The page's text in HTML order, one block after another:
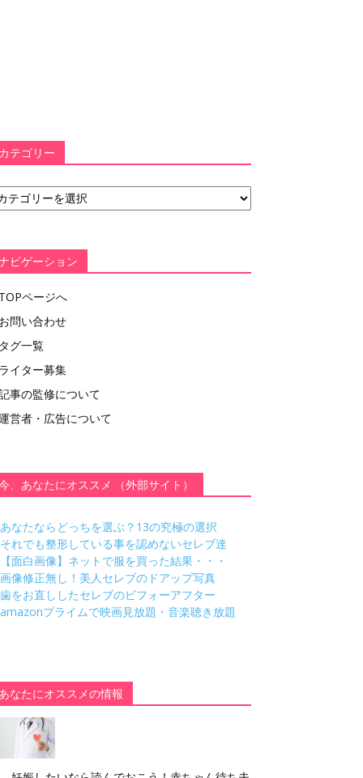
カテゴリー
ビゲーション
TOPページへ
お問い合わせ
タグ一覧
ライター募集
事の監修について
営者・広告について
、あなたにオススメ （外部サイト）
あなたならどっちを選ぶ？13の究極の選択
それでも整形している事を認めないセレブ達
【面白画像】ネットで服を買った結果・・・
画像修正無し！美人セレブのドアップ写真
歯をお直ししたセレブのビフォーアフター
amazonプライムで映画見放題・音楽聴き放題
あなたにオススメの情報